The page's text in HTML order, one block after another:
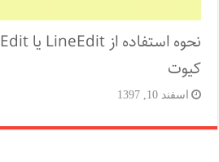
کیوت
اسفند 10, 1397